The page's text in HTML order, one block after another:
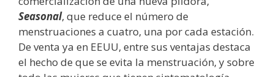
Seasonal, que reduce el número de
menstruaciones a cuatro, una por cada estación.
De venta ya en EEUU, entre sus ventajas destaca
el hecho de que se evita la menstruación, y sobre